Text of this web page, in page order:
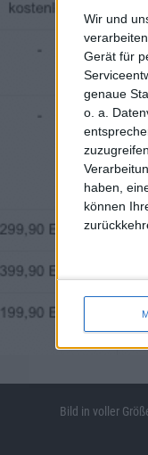
Wir und
Gerät für
genaue
o. a.
haben,
können
Bild in voller